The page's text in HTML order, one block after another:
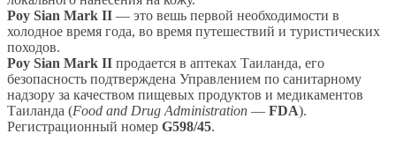
Poy Sian Mark II — это вешь первой необходимости в
холодное время года, во время путешествий и туристических
походов.
Poy Sian Mark II продается в аптеках Таиланда, его
безопасность подтверждена Управлением по санитарному
надзору за качеством пищевых продуктов и медикаментов
Таиланда (Food and Drug Administration — FDA).
Регистрационный номер G598/45.